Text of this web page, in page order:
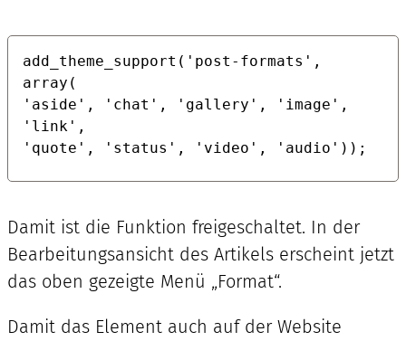
add_theme_support('post-formats',
array(
'aside', 'chat', 'gallery', 'image',
'link',
'quote', 'status', 'video', 'audio'));
Damit ist die Funktion freigeschaltet. In der
Bearbeitungsansicht des Artikels erscheint jetzt
das oben gezeigte Menü „Format“.
Damit das Element auch auf der Website